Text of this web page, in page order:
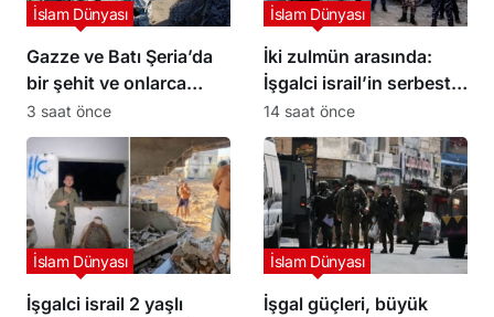
Gazze ve Batı Şeria’da
bir şehit ve onlarca
yaralı
İslam Dünyası
3 saat önce
İki zulmün arasında:
İşgalci israil’in serbest
bıraktığı Filistinli
mahkumları Abbas
yönetimi gözaltına aldı
İslam Dünyası
14 saat önce
İşgalci israil 2 yaşlı
İslam Dünyası
İşgal güçleri, büyük
İslam Dünyası